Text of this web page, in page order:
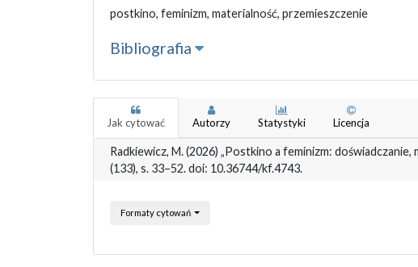
postkino, feminizm, materialność, przemieszczenie
Bibliografia
Jak cytować Autorzy Statystyki Licencja
Radkiewicz, M. (2026) „Postkino a feminizm: doświadczanie,
(133), s. 33–52. doi: 10.36744/kf.4743.
Formaty cytowań